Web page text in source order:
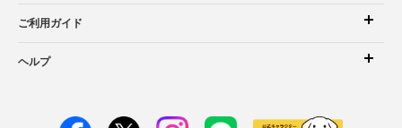
ご利用ガイド
ヘルプ